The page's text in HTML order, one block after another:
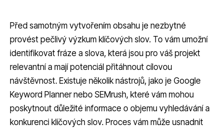
Před samotným vytvořením obsahu je nezbytné
provést pečlivý výzkum klíčových slov. To vám umožní
identifikovat fráze a slova, která jsou pro váš projekt
relevantní a mají potenciál přitáhnout cílovou
návštěvnost. Existuje několik nástrojů, jako je Google
Keyword Planner nebo SEMrush, které vám mohou
poskytnout důležité informace o objemu vyhledávání a
konkurenci klíčových slov. Proces vám může usnadnit